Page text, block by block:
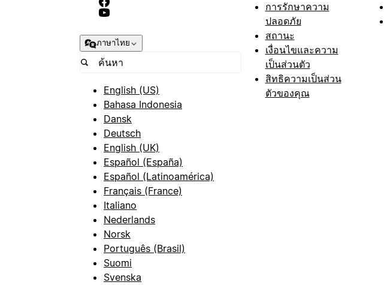
ภาษาไทย
English (US)
Bahasa Indonesia
Dansk
Deutsch
English (UK)
Español (España)
Español (Latinoamérica)
Français (France)
Italiano
Nederlands
Norsk
Português (Brasil)
Suomi
Svenska
การรักษาความ
ปลอดภัย
สถานะ
เงื่อนไขและความ
เป็นส่วนตัว
สิทธิความเป็นส่วน
ตัวของคุณ